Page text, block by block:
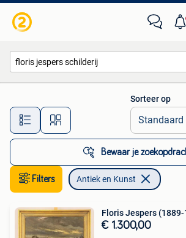
Alle afstanden…
Sorteer op
Bewaar je
Filters Antiek en Kunst
Floris Jespers
€ 1.300,00